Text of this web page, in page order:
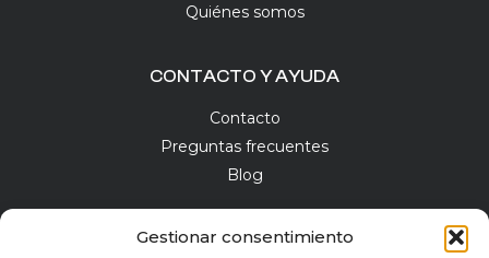
Gestionar consentimiento
Quiénes somos
CONTACTO Y AYUDA
Contacto
Preguntas frecuentes
Blog